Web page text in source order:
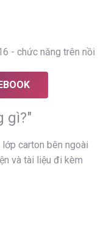
gì?"
carton bên ngoài
và tài liệu đi kèm